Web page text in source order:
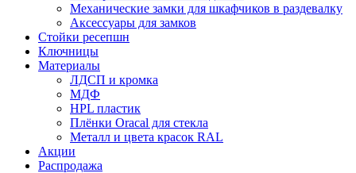
Механические замки для шкафчиков в раздевалку
Аксессуары для замков
Стойки ресепшн
Ключницы
Материалы
ЛДСП и кромка
МДФ
HPL пластик
Плёнки Oracal для стекла
Металл и цвета красок RAL
Акции
Распродажа